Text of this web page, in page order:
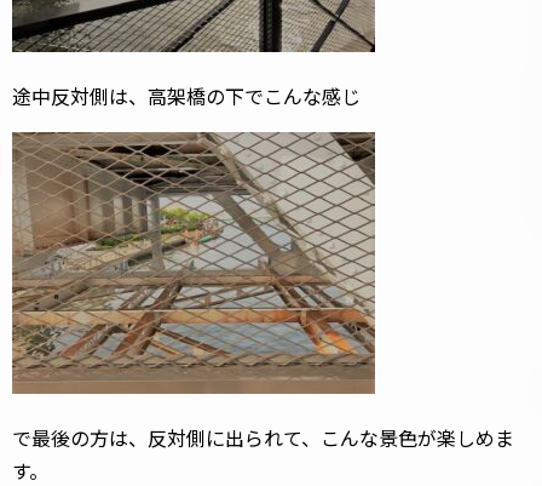
途中反対側は、高架橋の下でこんな感じ
で最後の方は、反対側に出られて、こんな景色が楽しめま
す。